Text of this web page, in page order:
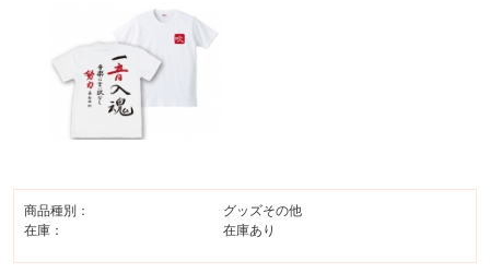
商品種別：
グッズその他
在庫：
在庫あり